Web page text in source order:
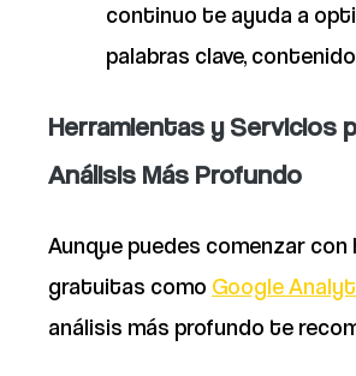
continuo te ayuda a
palabras clave, contenido
Herramientas y Servicios
Análisis Más Profundo
Aunque puedes comenzar
gratuitas como Google
análisis más profundo te